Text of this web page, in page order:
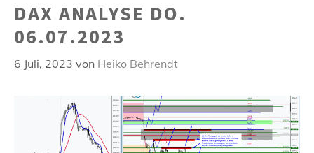
DAX ANALYSE DO.
06.07.2023
6 Juli, 2023 von Heiko Behrendt